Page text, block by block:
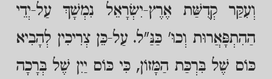
וְעִקַּר קְדֻשַּׁת אֶרֶץ-יִשְׂרָאֵל נִמְשָׁךְ עַל-יְדֵי
הַהִתְפָּאֲרוּת וְכוּ' כַּנַּ"ל. עַל-כֵּן צְרִיכִין לְהָבִיא
כּוֹס שֶׁל בִּרְכַּת הַמָּזוֹן, כִּי כּוֹס יַיִן שֶׁל בְּרָכָה